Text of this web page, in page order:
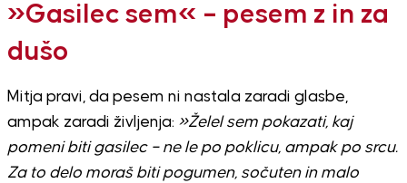
»Gasilec sem« – pesem z in za
dušo
Mitja pravi, da pesem ni nastala zaradi glasbe,
ampak zaradi življenja: »Želel sem pokazati, kaj
pomeni biti gasilec – ne le po poklicu, ampak po srcu.
Za to delo moraš biti pogumen, sočuten in malo